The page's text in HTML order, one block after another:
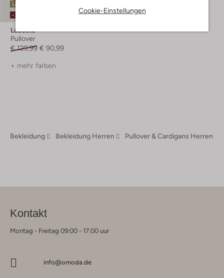
Cookie-Einstellungen
Letzter Artikel
-30%
Lacoste
Pullover
€ 129,99 € 90,99
+ mehr farben
Bekleidung Bekleidung Herren Pullover & Cardigans Herren
Kontakt
Montag - Freitag 09:00 - 17:00 uur
info@omoda.de